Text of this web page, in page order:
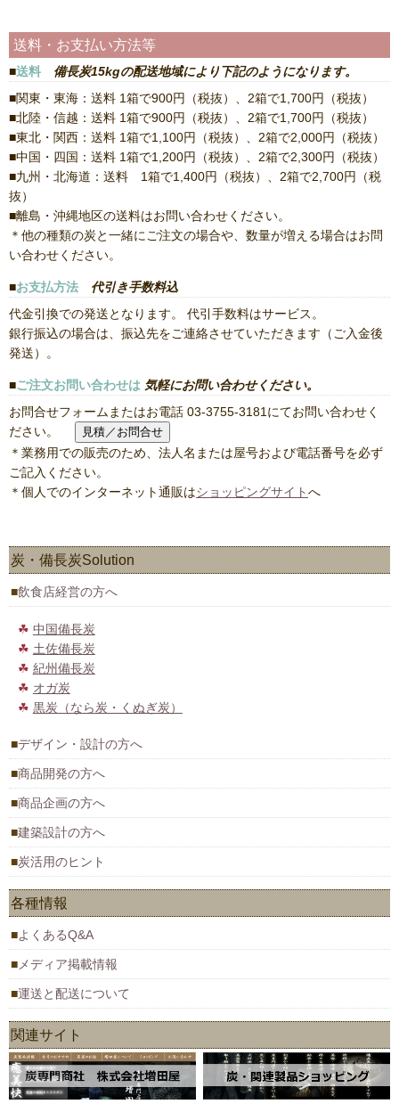
送料・お支払い方法等
送料 備長炭15kgの配送地域により下記のようになります。
■関東・東海：送料 1箱で900円（税抜）、2箱で1,700円（税抜）
■北陸・信越：送料 1箱で900円（税抜）、2箱で1,700円（税抜）
■東北・関西：送料 1箱で1,100円（税抜）、2箱で2,000円（税抜）
■中国・四国：送料 1箱で1,200円（税抜）、2箱で2,300円（税抜）
■九州・北海道：送料 1箱で1,400円（税抜）、2箱で2,700円（税
抜）
■離島・沖縄地区の送料はお問い合わせください。
＊他の種類の炭と一緒にご注文の場合や、数量が増える場合はお問
い合わせください。
お支払方法 代引き手数料込
代金引換での発送となります。 代引手数料はサービス。
銀行振込の場合は、振込先をご連絡させていただきます（ご入金後
発送）。
ご注文お問い合わせは 気軽にお問い合わせください。
お問合せフォームまたはお電話 03-3755-3181にてお問い合わせく
ださい。
＊業務用での販売のため、法人名または屋号および電話番号を必ず
ご記入ください。
＊個人でのインターネット通販はショッピングサイトへ
炭・備長炭Solution
飲食店経営の方へ
中国備長炭
土佐備長炭
紀州備長炭
オガ炭
黒炭（なら炭・くぬぎ炭）
デザイン・設計の方へ
商品開発の方へ
商品企画の方へ
建築設計の方へ
炭活用のヒント
各種情報
よくあるQ&A
メディア掲載情報
運送と配送について
関連サイト